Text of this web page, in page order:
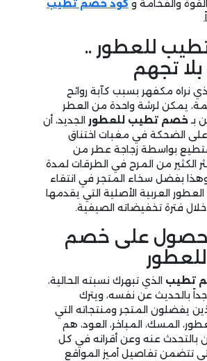
والفخامة و كود خصم تطيب
للعطور ..
تجهم
نراه مكفهر بسبب كآبة روائح
يمكن لرشة واحدة من العطر
بـخصم تطيب للعطور الجديد، أن
على الضحكة في مغبات اختناق
بواسطة زجاجة عطر من
الكثير من المرح في الطرقات لمدة
بفضل سخاء المتجر في انتقاء
العطور العربية الأصلية التي يقدمها
خلال فترة تخفيضاته الصيفية.
على خصم
تطيب الذي تبهرك نسبته الحالية،
بالحديث عن نفسه، ويترك
يفضلون المتجر ومنتجاته التي
المسك، المباخر، العود، هم
بالتحدث عنه وعن أقرانه في كل
تتضمن تفاصيل أميز المواقع